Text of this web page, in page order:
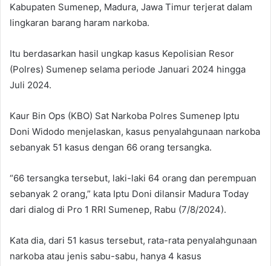
Kabupaten Sumenep, Madura, Jawa Timur terjerat dalam
lingkaran barang haram narkoba.
Itu berdasarkan hasil ungkap kasus Kepolisian Resor
(Polres) Sumenep selama periode Januari 2024 hingga
Juli 2024.
Kaur Bin Ops (KBO) Sat Narkoba Polres Sumenep Iptu
Doni Widodo menjelaskan, kasus penyalahgunaan narkoba
sebanyak 51 kasus dengan 66 orang tersangka.
“66 tersangka tersebut, laki-laki 64 orang dan perempuan
sebanyak 2 orang,” kata Iptu Doni dilansir Madura Today
dari dialog di Pro 1 RRI Sumenep, Rabu (7/8/2024).
Kata dia, dari 51 kasus tersebut, rata-rata penyalahgunaan
narkoba atau jenis sabu-sabu, hanya 4 kasus